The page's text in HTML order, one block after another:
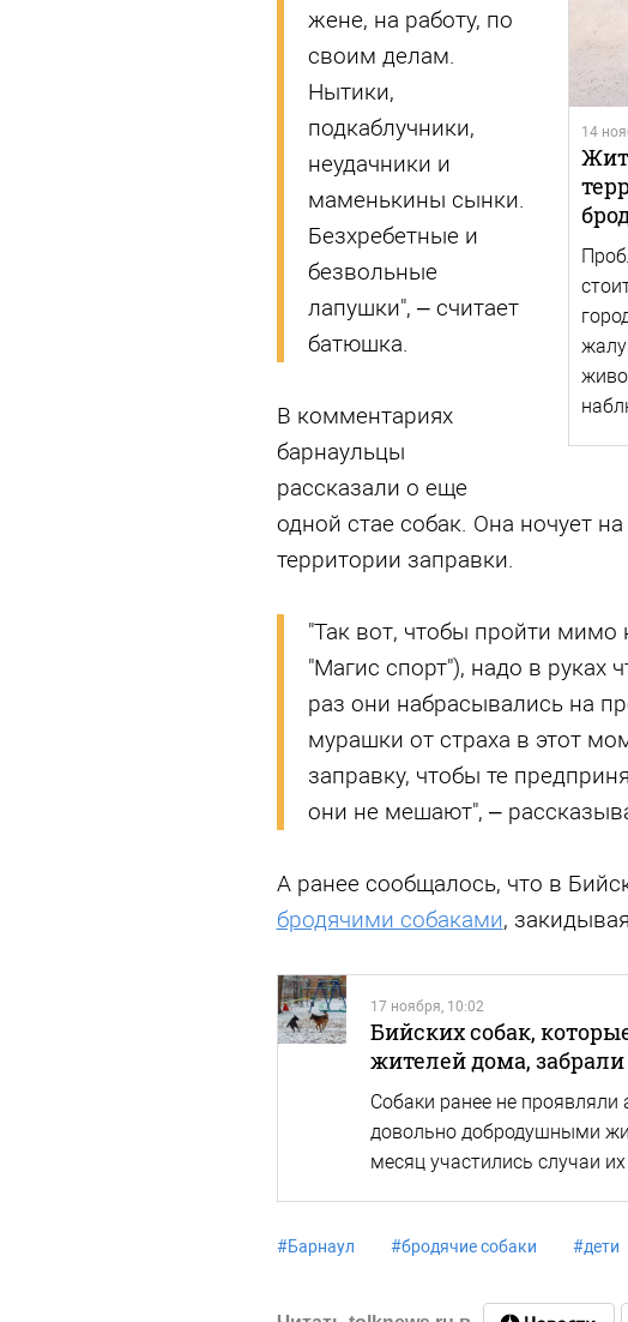
14
жене, на работу, по
своим делам.
Нытики,
подкаблучники,
неудачники и
маменькины сынки.
Безхребетные и
безвольные
лапушки", – считает
батюшка.
В комментариях
барнаульцы
рассказали о еще
одной стае собак. Она ночует
территории заправки.
"Так вот, чтобы пройти мимо
"Магис спорт"), надо в руках
раз они набрасывались на
мурашки от страха в этот
заправку, чтобы те
они не мешают", –
А ранее сообщалось, что в
бродячими собаками,
17 ноября, 10:02
Бийских собак,
жителей дома,
Собаки ранее не
довольно добродушными
месяц участились случаи
#Барнаул #бродячие собаки #дети